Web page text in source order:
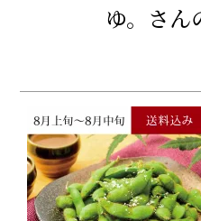
ゆ。さん